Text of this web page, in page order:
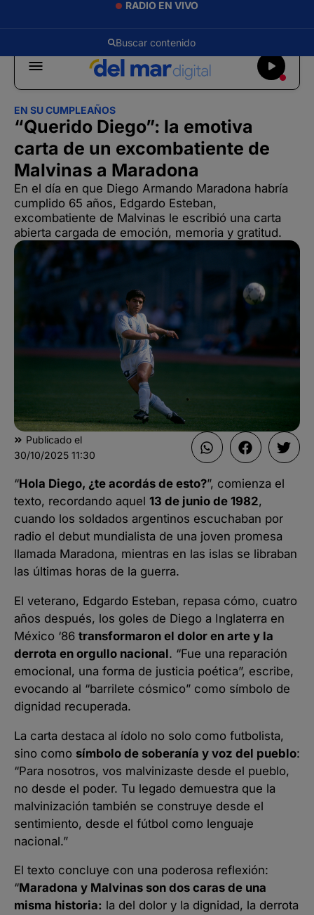
RADIO EN VIVO
EN SU CUMPLEAÑOS
“Querido Diego”: la emotiva
carta de un excombatiente de
Malvinas a Maradona
En el día en que Diego Armando Maradona habría
cumplido 65 años, Edgardo Esteban,
excombatiente de Malvinas le escribió una carta
abierta cargada de emoción, memoria y gratitud.
Publicado el
30/10/2025 11:30
“Hola Diego, ¿te acordás de esto?”, comienza el
texto, recordando aquel 13 de junio de 1982,
cuando los soldados argentinos escuchaban por
radio el debut mundialista de una joven promesa
llamada Maradona, mientras en las islas se libraban
las últimas horas de la guerra.
El veterano, Edgardo Esteban, repasa cómo, cuatro
años después, los goles de Diego a Inglaterra en
México ‘86 transformaron el dolor en arte y la
derrota en orgullo nacional. “Fue una reparación
emocional, una forma de justicia poética”, escribe,
evocando al “barrilete cósmico” como símbolo de
dignidad recuperada.
La carta destaca al ídolo no solo como futbolista,
sino como símbolo de soberanía y voz del pueblo:
“Para nosotros, vos malvinizaste desde el pueblo,
no desde el poder. Tu legado demuestra que la
malvinización también se construye desde el
sentimiento, desde el fútbol como lenguaje
nacional.”
El texto concluye con una poderosa reflexión:
“Maradona y Malvinas son dos caras de una
misma historia: la del dolor y la dignidad, la derrota